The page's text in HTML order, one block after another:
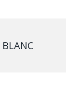
BLANC